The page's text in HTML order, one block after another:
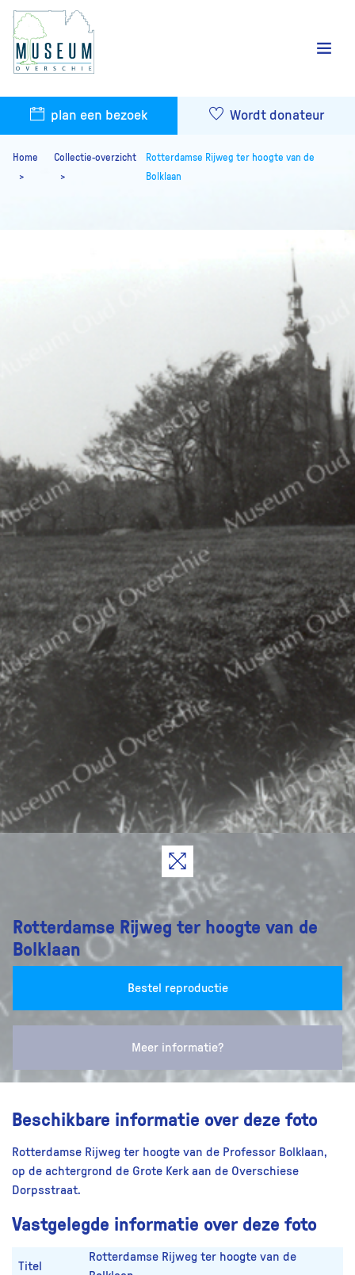
plan een bezoek Wordt donateur
Home Collectie-overzicht
Rotterdamse Rijweg ter hoogte van de
Bolklaan
Rotterdamse Rijweg ter hoogte van de
Bolklaan
Bestel reproductie
Meer informatie?
Beschikbare informatie over deze foto
Rotterdamse Rijweg ter hoogte van de Professor Bolklaan,
op de achtergrond de Grote Kerk aan de Overschiese
Dorpsstraat.
Vastgelegde informatie over deze foto
Titel
Rotterdamse Rijweg ter hoogte van de